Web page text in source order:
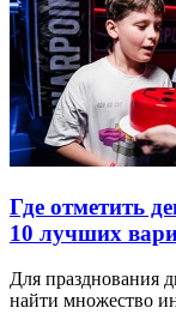
Где отметить
10 лучших
Для празднования
найти множество